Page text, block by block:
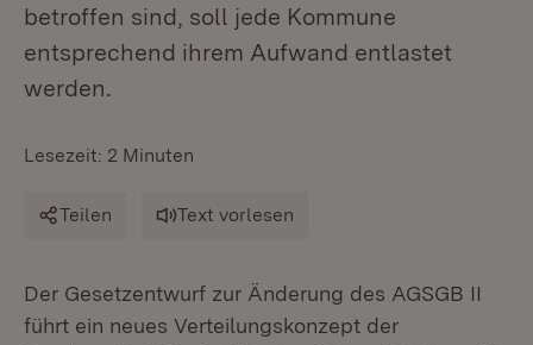
betroffen sind, soll jede Kommune
entsprechend ihrem Aufwand entlastet
werden.
Lesezeit: 2 Minuten
Teilen Text vorlesen
Der Gesetzentwurf zur Änderung des AGSGB II
führt ein neues Verteilungskonzept der